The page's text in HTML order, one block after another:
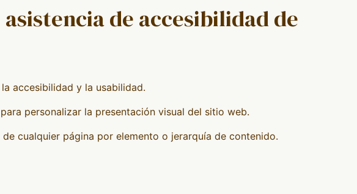
de accesibilidad de
accesibilidad y la usabilidad.
personalizar la presentación visual del sitio web.
cualquier página por elemento o jerarquía de contenido.